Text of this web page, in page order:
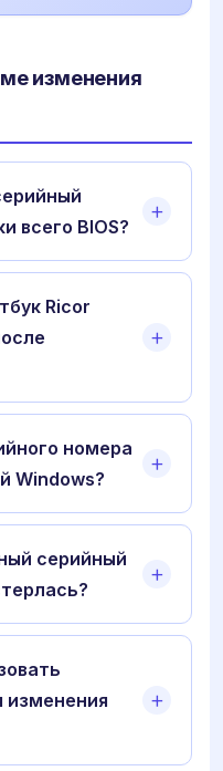
изменения
всего BIOS?
Ricor
номера
Windows?
серийный
изменения